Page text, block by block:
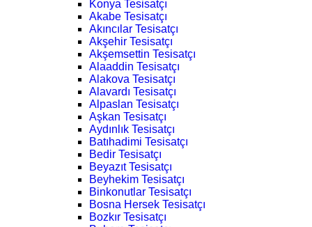
Konya Tesisatçı
Akabe Tesisatçı
Akıncılar Tesisatçı
Akşehir Tesisatçı
Akşemsettin Tesisatçı
Alaaddin Tesisatçı
Alakova Tesisatçı
Alavardı Tesisatçı
Alpaslan Tesisatçı
Aşkan Tesisatçı
Aydınlık Tesisatçı
Batıhadimi Tesisatçı
Bedir Tesisatçı
Beyazıt Tesisatçı
Beyhekim Tesisatçı
Binkonutlar Tesisatçı
Bosna Hersek Tesisatçı
Bozkır Tesisatçı